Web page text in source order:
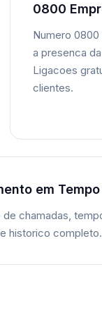
0800
Numero
a presenca
Ligacoes
clientes.
em Tempo
chamadas,
historico completo.